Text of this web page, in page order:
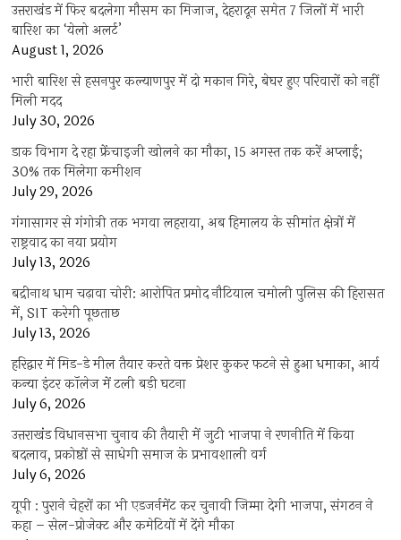
उत्तराखंड में फिर बदलेगा मौसम का मिजाज, देहरादून समेत 7 जिलों में भारी
बारिश का ‘येलो अलर्ट’
August 1, 2026
भारी बारिश से हसनपुर कल्याणपुर में दो मकान गिरे, बेघर हुए परिवारों को नहीं
मिली मदद
July 30, 2026
डाक विभाग दे रहा फ्रेंचाइजी खोलने का मौका, 15 अगस्त तक करें अप्लाई;
30% तक मिलेगा कमीशन
July 29, 2026
गंगासागर से गंगोत्री तक भगवा लहराया, अब हिमालय के सीमांत क्षेत्रों में
राष्ट्रवाद का नया प्रयोग
July 13, 2026
बद्रीनाथ धाम चढ़ावा चोरी: आरोपित प्रमोद नौटियाल चमोली पुलिस की हिरासत
में, SIT करेगी पूछताछ
July 13, 2026
हरिद्वार में मिड-डे मील तैयार करते वक्त प्रेशर कुकर फटने से हुआ धमाका, आर्य
कन्या इंटर कॉलेज में टली बड़ी घटना
July 6, 2026
उत्तराखंंड विधानसभा चुनाव की तैयारी में जुटी भाजपा ने रणनीति में किया
बदलाव, प्रकोष्ठों से साधेगी समाज के प्रभावशाली वर्ग
July 6, 2026
यूपी : पुराने चेहरों का भी एडजर्नमेंट कर चुनावी जिम्मा देगी भाजपा, संगठन ने
कहा – सेल-प्रोजेक्ट और कमेटियों में देंगे मौका